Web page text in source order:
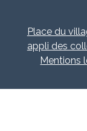
Place du
appli des
Mentions